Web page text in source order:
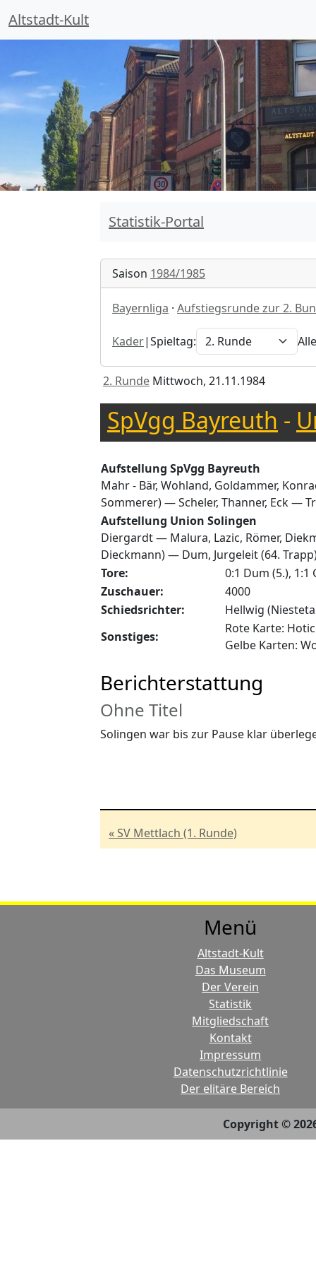
Altstadt-Kult
Statistik-Portal
Saison 1984/1985
Bayernliga · Aufstiegsrunde zur 2.
Kader|Spieltag:
2. Runde Mittwoch, 21.11.1984
SpVgg Bayreuth -
Aufstellung SpVgg Bayreuth
Mahr - Bär, Wohland, Goldammer,
Sommerer) — Scheler, Thanner, Eck —
Aufstellung Union Solingen
Diergardt — Malura, Lazic, Römer,
Dieckmann) — Dum, Jurgeleit (64.
Tore:
0:1 Dum (5.), 1:1
Zuschauer:
4000
Schiedsrichter:
Hellwig
Sonstiges:
Rote Karte:
Gelbe Karten:
Berichterstattung
Ohne Titel
Solingen war bis zur Pause klar
« SV Mettlach (1. Runde)
Menü
Altstadt-Kult
Das Museum
Der Verein
Statistik
Mitgliedschaft
Kontakt
Impressum
Datenschutzrichtlinie
Der elitäre Bereich
Copyright ©